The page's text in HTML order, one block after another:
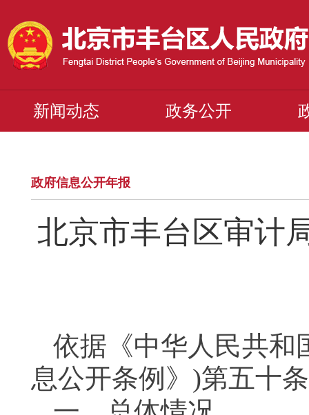
新闻动态 政务公开
政府信息公开年报
北京市丰台区审计
依据《中华人民共和
息公开条例》)第五十